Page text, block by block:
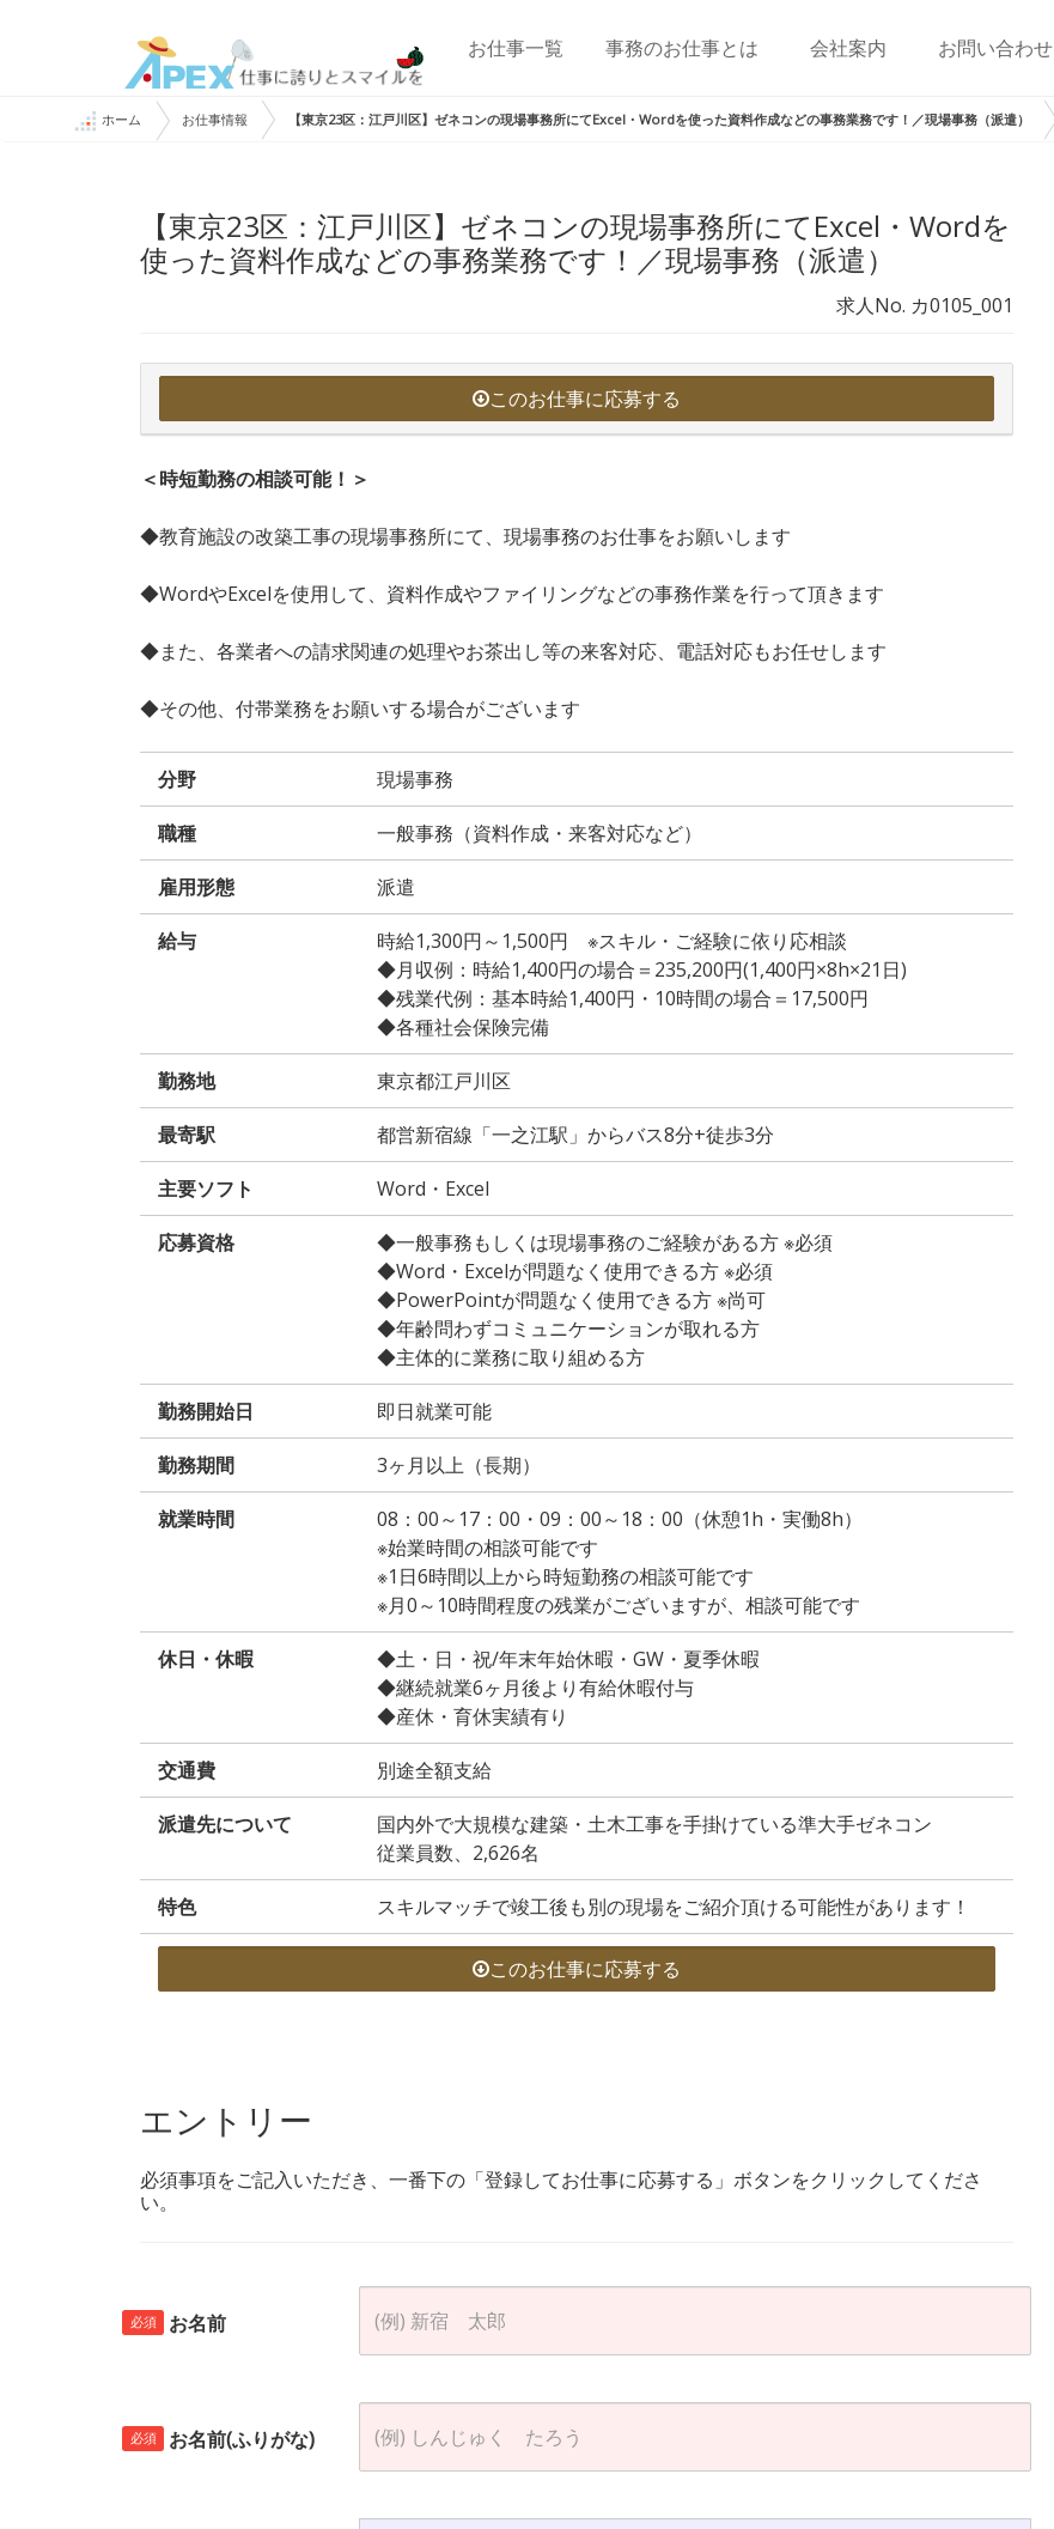
お仕事一覧 事務のお仕事とは 会社案内 お問い合わせ
ホーム お仕事情報 【東京23区：江戸川区】ゼネコンの現場事務所にてExcel・Wordを使った資料作成などの事務業務です！／現場事務（派遣）
【東京23区：江戸川区】ゼネコンの現場事務所にてExcel・Wordを
使った資料作成などの事務業務です！／現場事務（派遣）
求人No. カ0105_001
このお仕事に応募する
＜時短勤務の相談可能！＞
◆教育施設の改築工事の現場事務所にて、現場事務のお仕事をお願いします
◆WordやExcelを使用して、資料作成やファイリングなどの事務作業を行って頂きます
◆また、各業者への請求関連の処理やお茶出し等の来客対応、電話対応もお任せします
◆その他、付帯業務をお願いする場合がございます
分野 現場事務
職種 一般事務（資料作成・来客対応など）
雇用形態 派遣
給与
時給1,300円～1,500円 ※スキル・ご経験に依り応相談
◆月収例：時給1,400円の場合＝235,200円(1,400円×8h×21日)
◆残業代例：基本時給1,400円・10時間の場合＝17,500円
◆各種社会保険完備
勤務地 東京都江戸川区
最寄駅 都営新宿線「一之江駅」からバス8分+徒歩3分
主要ソフト Word・Excel
応募資格
◆一般事務もしくは現場事務のご経験がある方 ※必須
◆Word・Excelが問題なく使用できる方 ※必須
◆PowerPointが問題なく使用できる方 ※尚可
◆年齢問わずコミュニケーションが取れる方
◆主体的に業務に取り組める方
勤務開始日 即日就業可能
勤務期間 3ヶ月以上（長期）
就業時間
08：00～17：00・09：00～18：00（休憩1h・実働8h）
※始業時間の相談可能です
※1日6時間以上から時短勤務の相談可能です
※月0～10時間程度の残業がございますが、相談可能です
休日・休暇
◆土・日・祝/年末年始休暇・GW・夏季休暇
◆継続就業6ヶ月後より有給休暇付与
◆産休・育休実績有り
交通費 別途全額支給
派遣先について
国内外で大規模な建築・土木工事を手掛けている準大手ゼネコン
従業員数、2,626名
特色 スキルマッチで竣工後も別の現場をご紹介頂ける可能性があります！
このお仕事に応募する
エントリー
必須事項をご記入いただき、一番下の「登録してお仕事に応募する」ボタンをクリックしてくださ
い。
必須 お名前
必須 お名前(ふりがな)